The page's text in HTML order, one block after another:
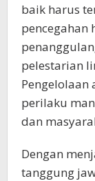
baik harus
pelestarian
perilaku
dan
Dengan
tanggung